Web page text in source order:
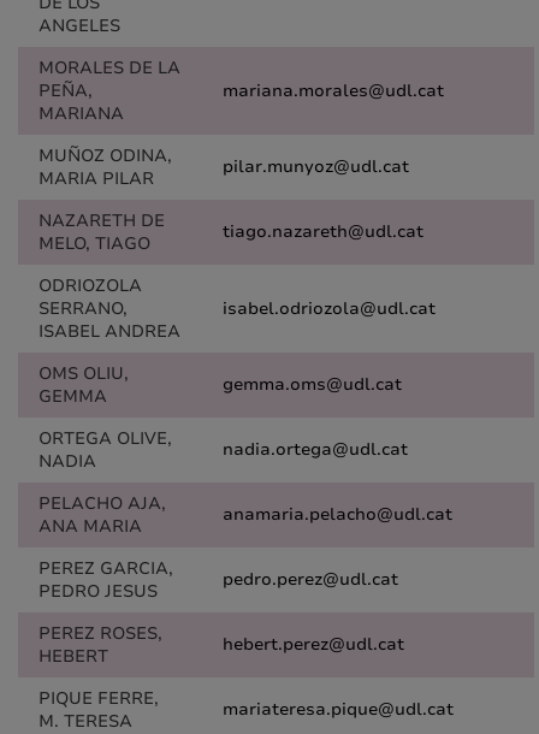
ANGELES
MORALES DE LA
PEÑA,
MARIANA
mariana.morales@udl.cat
MUÑOZ ODINA,
MARIA PILAR
pilar.munyoz@udl.cat
NAZARETH DE
MELO, TIAGO
tiago.nazareth@udl.cat
ODRIOZOLA
SERRANO,
ISABEL ANDREA
isabel.odriozola@udl.cat
OMS OLIU,
GEMMA
gemma.oms@udl.cat
ORTEGA OLIVE,
NADIA
nadia.ortega@udl.cat
PELACHO AJA,
ANA MARIA
anamaria.pelacho@udl.cat
PEREZ GARCIA,
PEDRO JESUS
pedro.perez@udl.cat
PEREZ ROSES,
HEBERT
hebert.perez@udl.cat
PIQUE FERRE,
M. TERESA
mariateresa.pique@udl.cat